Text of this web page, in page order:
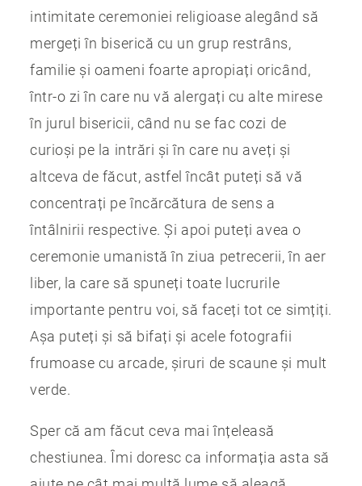
intimitate ceremoniei religioase alegând să
mergeți în biserică cu un grup restrâns,
familie și oameni foarte apropiați oricând,
într-o zi în care nu vă alergați cu alte mirese
în jurul bisericii, când nu se fac cozi de
curioși pe la intrări și în care nu aveți și
altceva de făcut, astfel încât puteți să vă
concentrați pe încărcătura de sens a
întâlnirii respective. Și apoi puteți avea o
ceremonie umanistă în ziua petrecerii, în aer
liber, la care să spuneți toate lucrurile
importante pentru voi, să faceți tot ce simțiți.
Așa puteți și să bifați și acele fotografii
frumoase cu arcade, șiruri de scaune și mult
verde.
Sper că am făcut ceva mai înțeleasă
chestiunea. Îmi doresc ca informația asta să